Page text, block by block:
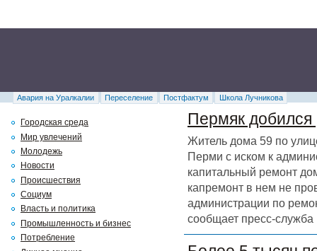
Авария на Уралкалии Переселение Постфактум Школа Лучникова
Пермяк добился
Житель дома 59 по
Перми с иском к
капитальный ремонт
капремонт в нем не
администрации по
сообщает пресс-служба
Городская среда
Мир увлечений
Молодежь
Новости
Происшествия
Социум
Власть и политика
Промышленность и бизнес
Потребление